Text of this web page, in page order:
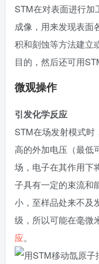
STM在对表面进行加
成像，用来发现表面
积和刻蚀等方法建立
目的，然后还可用
微观操作
引发化学反应
STM在场发射模式时
高的外加电压（最低
场，电子在其作用下
子具有一定的束流和
小，至样品处来不及
级，所以可能在毫微
应。